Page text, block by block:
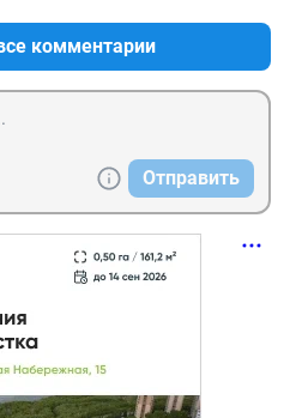
не похож.
время.
комментарии
Отправить